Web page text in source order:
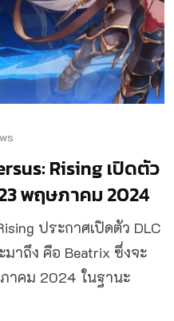
Rising เปิดตัว
พฤษภาคม 2024
ประกาศเปิดตัว DLC
าถึง คือ Beatrix ซึ่งจะ
าคม 2024 ในฐานะ